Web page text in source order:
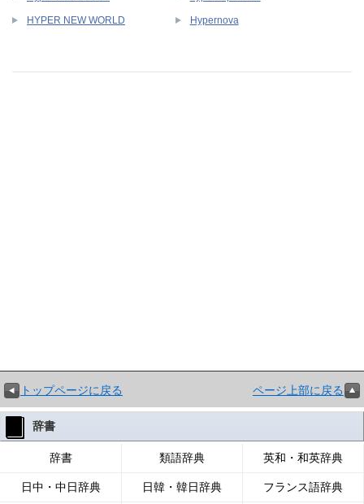
HYPER NEW WORLD Hypernova
トップページに戻る ページ上部に戻る
辞書
辞書 類語辞典 英和・和英辞典
日中・中日辞典 日韓・韓日辞典 フランス語辞典